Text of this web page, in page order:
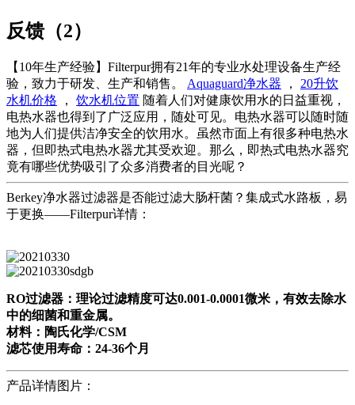
反馈（2）
【10年生产经验】Filterpur拥有21年的专业水处理设备生产经
验，致力于研发、生产和销售。 Aquaguard净水器 ， 20升饮
水机价格 ， 饮水机位置 随着人们对健康饮用水的日益重视，
电热水器也得到了广泛应用，随处可见。电热水器可以随时随
地为人们提供洁净安全的饮用水。虽然市面上有很多种电热水
器，但即热式电热水器尤其受欢迎。那么，即热式电热水器究
竟有哪些优势吸引了众多消费者的目光呢？
Berkey净水器过滤器是否能过滤大肠杆菌？集成式水路板，易
于更换——Filterpur详情：
RO过滤器：理论过滤精度可达0.001-0.0001微米，有效去除水
中的细菌和重金属。
材料：陶氏化学/CSM
滤芯使用寿命：24-36个月
产品详情图片：